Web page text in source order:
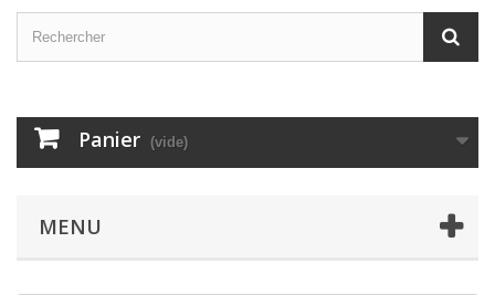
Panier (vide)
MENU